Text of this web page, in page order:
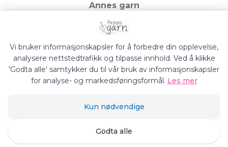
Annes garn
Storgata 19, 2750 Gran
Org.nr. 994050613
Siden driftes avShoplabs
Vi bruker informasjonskapsler for å forbedre din opplevelse,
analysere nettstedtrafikk og tilpasse innhold. Ved å klikke
'Godta alle' samtykker du til vår bruk av informasjonskapsler
for analyse- og markedsføringsformål. Les mer
Kun nødvendige
Godta alle